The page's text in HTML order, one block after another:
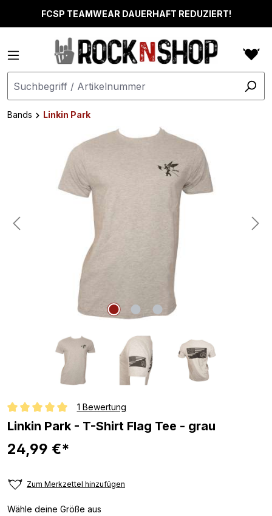
springenFCSP TEAMWEAR DAUERHAFT REDUZIERT!
Bands
Linkin Park
Bildergalerie überspringen
Durchschnittliche Bewertung von 5 von 5 Sternen
1 Bewertung
Linkin Park - T-Shirt Flag Tee - grau
24,99 €*
Zum Merkzettel hinzufügen
Wähle deine Größe aus